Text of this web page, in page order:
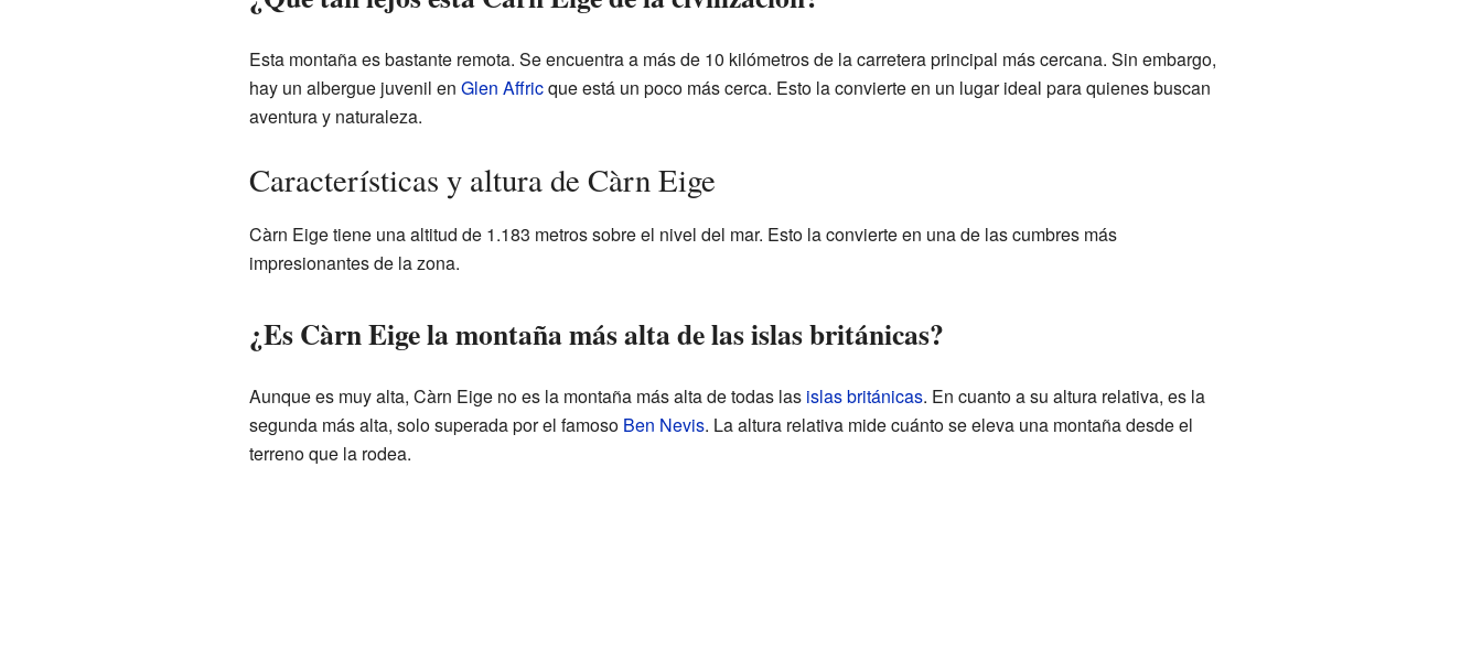
Esta montaña es bastante remota. Se encuentra a más de 10 kilómetros de la carretera principal más cercana. Sin embargo,
hay un albergue juvenil en Glen Affricque está un poco más cerca. Esto la convierte en un lugar ideal para quienes buscan
aventura y naturaleza.
Características y altura de Càrn Eige
Càrn Eige tiene una altitud de 1.183 metros sobre el nivel del mar. Esto la convierte en una de las cumbres más
impresionantes de la zona.
¿Es Càrn Eige la montaña más alta de las islas británicas?
Aunque es muy alta, Càrn Eige no es la montaña más alta de todas las islas británicas. En cuanto a su altura relativa, es la
segunda más alta, solo superada por el famoso Ben Nevis. La altura relativa mide cuánto se eleva una montaña desde el
terreno que la rodea.